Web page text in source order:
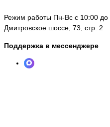
Режим работы Пн-Вс с 10:00
Дмитровское шоссе, 73, стр. 2
Поддержка в мессенджере